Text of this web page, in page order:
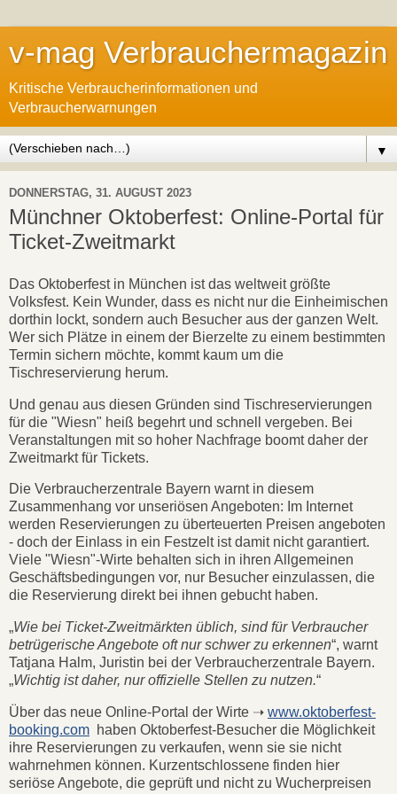
v-mag Verbrauchermagazin
Kritische Verbraucherinformationen und
Verbraucherwarnungen
▼
DONNERSTAG, 31. AUGUST 2023
Münchner Oktoberfest: Online-Portal für
Ticket-Zweitmarkt
Das Oktoberfest in München ist das weltweit größte
Volksfest. Kein Wunder, dass es nicht nur die Einheimischen
dorthin lockt, sondern auch Besucher aus der ganzen Welt.
Wer sich Plätze in einem der Bierzelte zu einem bestimmten
Termin sichern möchte, kommt kaum um die
Tischreservierung herum.
Und genau aus diesen Gründen sind Tischreservierungen
für die "Wiesn" heiß begehrt und schnell vergeben. Bei
Veranstaltungen mit so hoher Nachfrage boomt daher der
Zweitmarkt für Tickets.
Die Verbraucherzentrale Bayern warnt in diesem
Zusammenhang vor unseriösen Angeboten: Im Internet
werden Reservierungen zu überteuerten Preisen angeboten
- doch der Einlass in ein Festzelt ist damit nicht garantiert.
Viele "Wiesn"-Wirte behalten sich in ihren Allgemeinen
Geschäftsbedingungen vor, nur Besucher einzulassen, die
die Reservierung direkt bei ihnen gebucht haben.
„Wie bei Ticket-Zweitmärkten üblich, sind für Verbraucher
betrügerische Angebote oft nur schwer zu erkennen“, warnt
Tatjana Halm, Juristin bei der Verbraucherzentrale Bayern.
„Wichtig ist daher, nur offizielle Stellen zu nutzen.“
Über das neue Online-Portal der Wirte ➝ www.oktoberfest-
booking.com haben Oktoberfest-Besucher die Möglichkeit
ihre Reservierungen zu verkaufen, wenn sie sie nicht
wahrnehmen können. Kurzentschlossene finden hier
seriöse Angebote, die geprüft und nicht zu Wucherpreisen